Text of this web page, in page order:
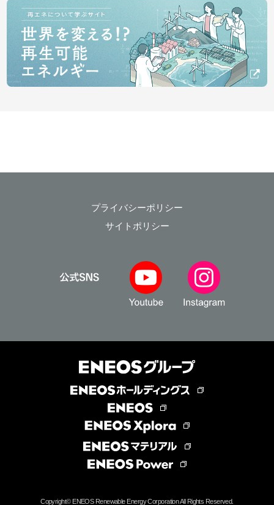
プライバシーポリシー
サイトポリシー
Copyright© ENEOS Renewable Energy Corporation All Rights Reserved.